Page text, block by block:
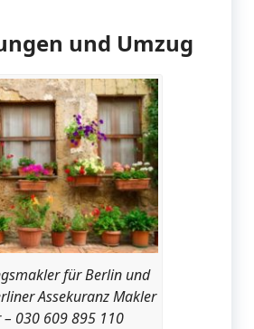
und Umzug
für Berlin und
Assekuranz Makler
030 609 895 110